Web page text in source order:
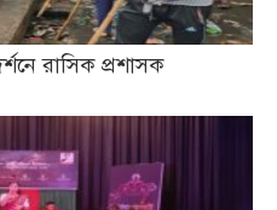
রাসিক প্রশাসক